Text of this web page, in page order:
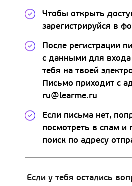
Чтобы открыть
зарегистрируйся в
После регистрации
с данными для
тебя на твоей
Письмо приходит с
ru@learme.ru
Если письма нет,
посмотреть в спам и
поиск по адресу
Если у тебя остались